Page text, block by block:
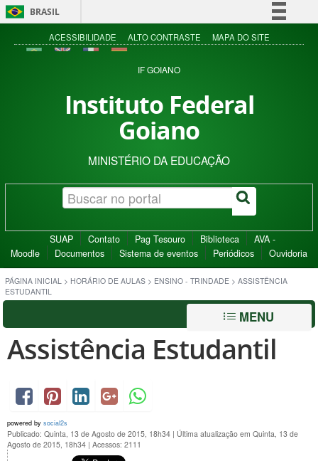
BRASIL
Simplifique!
Acesso à informação
ACESSIBILIDADE ALTO CONTRASTE MAPA DO SITE
IF GOIANO
Instituto Federal
Goiano
MINISTÉRIO DA EDUCAÇÃO
SUAP Contato Pag Tesouro Biblioteca
AVA -
Moodle
Documentos Sistema de eventos Periódicos Ouvidoria
PÁGINA INICIAL > HORÁRIO DE AULAS > ENSINO - TRINDADE > ASSISTÊNCIA
ESTUDANTIL
MENU
Assistência Estudantil
powered by social2s
Publicado: Quinta, 13 de Agosto de 2015, 18h34 | Última atualização em Quinta, 13 de
Agosto de 2015, 18h34 | Acessos: 2111